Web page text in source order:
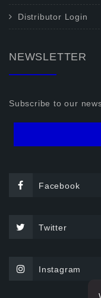
Distributor Login
NEWSLETTER
Subscribe to our
Facebook
Twitter
Instagram